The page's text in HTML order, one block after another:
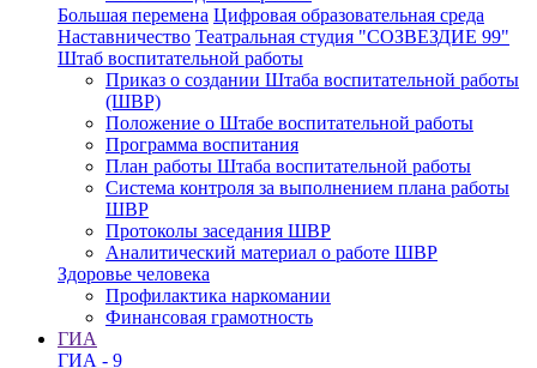
Большая перемена Цифровая образовательная среда
Наставничество Театральная студия "СОЗВЕЗДИЕ 99"
Штаб воспитательной работы
Приказ о создании Штаба воспитательной работы
(ШВР)
Положение о Штабе воспитательной работы
Программа воспитания
План работы Штаба воспитательной работы
Система контроля за выполнением плана работы
ШВР
Протоколы заседания ШВР
Аналитический материал о работе ШВР
Здоровье человека
Профилактика наркомании
Финансовая грамотность
ГИА
ГИА - 9